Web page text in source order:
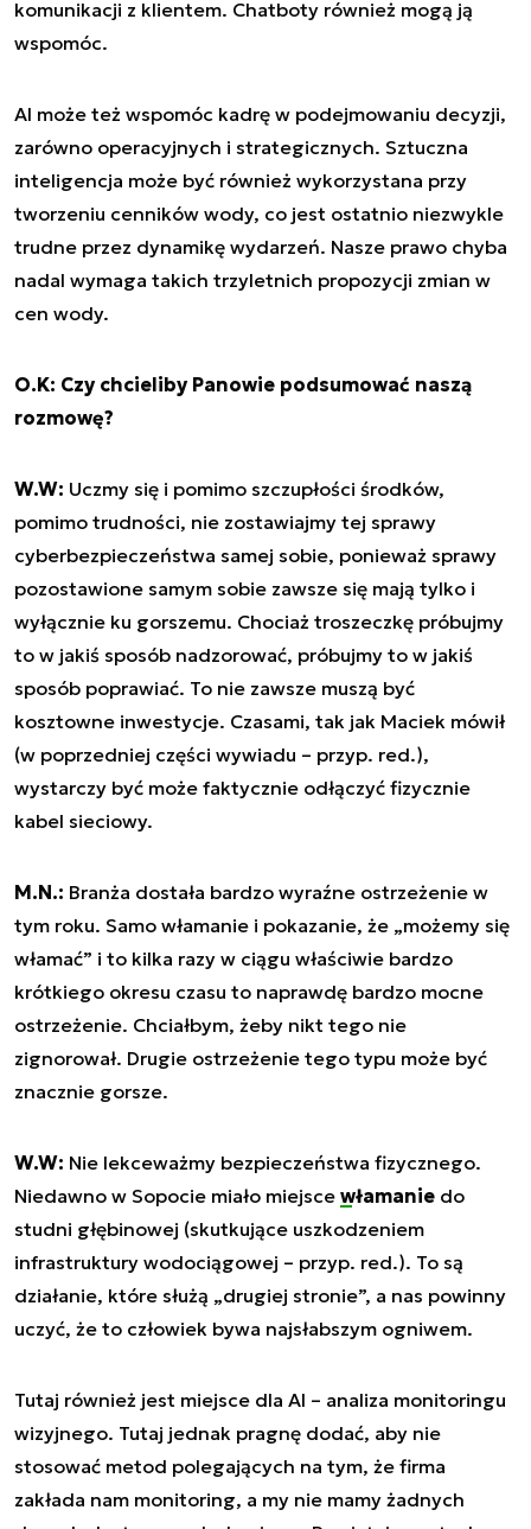
komunikacji z klientem. Chatboty również mogą ją
wspomóc.
AI może też wspomóc kadrę w podejmowaniu decyzji,
zarówno operacyjnych i strategicznych. Sztuczna
inteligencja może być również wykorzystana przy
tworzeniu cenników wody, co jest ostatnio niezwykle
trudne przez dynamikę wydarzeń. Nasze prawo chyba
nadal wymaga takich trzyletnich propozycji zmian w
cen wody.
O.K: Czy chcieliby Panowie podsumować naszą
rozmowę?
W.W: Uczmy się i pomimo szczupłości środków,
pomimo trudności, nie zostawiajmy tej sprawy
cyberbezpieczeństwa samej sobie, ponieważ sprawy
pozostawione samym sobie zawsze się mają tylko i
wyłącznie ku gorszemu. Chociaż troszeczkę próbujmy
to w jakiś sposób nadzorować, próbujmy to w jakiś
sposób poprawiać. To nie zawsze muszą być
kosztowne inwestycje. Czasami, tak jak Maciek mówił
(w poprzedniej części wywiadu – przyp. red.),
wystarczy być może faktycznie odłączyć fizycznie
kabel sieciowy.
M.N.: Branża dostała bardzo wyraźne ostrzeżenie w
tym roku. Samo włamanie i pokazanie, że „możemy się
włamać” i to kilka razy w ciągu właściwie bardzo
krótkiego okresu czasu to naprawdę bardzo mocne
ostrzeżenie. Chciałbym, żeby nikt tego nie
zignorował. Drugie ostrzeżenie tego typu może być
znacznie gorsze.
W.W: Nie lekceważmy bezpieczeństwa fizycznego.
Niedawno w Sopocie miało miejsce włamanie do
studni głębinowej (skutkujące uszkodzeniem
infrastruktury wodociągowej – przyp. red.). To są
działanie, które służą „drugiej stronie”, a nas powinny
uczyć, że to człowiek bywa najsłabszym ogniwem.
Tutaj również jest miejsce dla AI – analiza monitoringu
wizyjnego. Tutaj jednak pragnę dodać, aby nie
stosować metod polegających na tym, że firma
zakłada nam monitoring, a my nie mamy żadnych